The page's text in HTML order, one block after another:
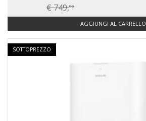
€ 749,00
AGGIUNGI AL CARRELLO
SOTTOPREZZO